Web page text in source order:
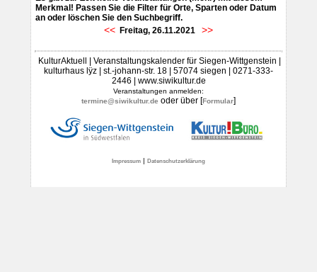
Merkmal! Passen Sie die Filter für Orte, Sparten oder Datum
an oder löschen Sie den Suchbegriff.
<< Freitag, 26.11.2021 >>
KulturAktuell | Veranstaltungskalender für Siegen-Wittgenstein |
kulturhaus lÿz | st.-johann-str. 18 | 57074 siegen | 0271-333-
2446 | www.siwikultur.de
Veranstaltungen anmelden:
termine@siwikultur.de oder über [Formular]
Impressum | Datenschutzerklärung